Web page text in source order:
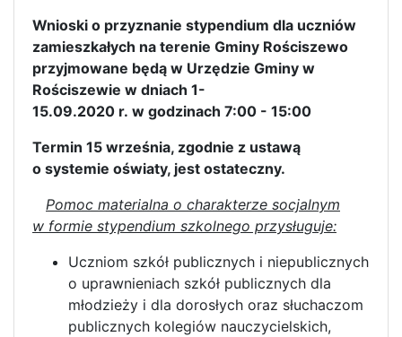
Wnioski o przyznanie stypendium dla uczniów
zamieszkałych na terenie Gminy Rościszewo
przyjmowane będą w Urzędzie Gminy w
Rościszewie w dniach 1-
15.09.2020 r. w godzinach 7:00 - 15:00
Termin 15 września, zgodnie z ustawą
o systemie oświaty, jest ostateczny.
Pomoc materialna o charakterze socjalnym
w formie stypendium szkolnego przysługuje:
Uczniom szkół publicznych i niepublicznych
o uprawnieniach szkół publicznych dla
młodzieży i dla dorosłych oraz słuchaczom
publicznych kolegiów nauczycielskich,